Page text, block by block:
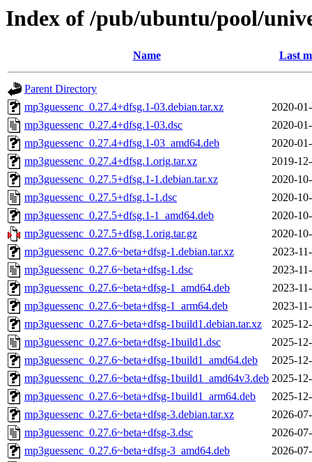
Index of /pub/ubuntu/pool/
Name Last
Parent Directory
mp3guessenc_0.27.4+dfsg.1-03.debian.tar.xz
2020-
mp3guessenc_0.27.4+dfsg.1-03.dsc
2020-
mp3guessenc_0.27.4+dfsg.1-03_amd64.deb
2020-
mp3guessenc_0.27.4+dfsg.1.orig.tar.xz
2019-
mp3guessenc_0.27.5+dfsg.1-1.debian.tar.xz
2020-
mp3guessenc_0.27.5+dfsg.1-1.dsc
2020-
mp3guessenc_0.27.5+dfsg.1-1_amd64.deb
2020-
mp3guessenc_0.27.5+dfsg.1.orig.tar.gz
2020-
mp3guessenc_0.27.6~beta+dfsg-1.debian.tar.xz
2023-
mp3guessenc_0.27.6~beta+dfsg-1.dsc
2023-
mp3guessenc_0.27.6~beta+dfsg-1_amd64.deb
2023-
mp3guessenc_0.27.6~beta+dfsg-1_arm64.deb
2023-
mp3guessenc_0.27.6~beta+dfsg-1build1.debian.tar.xz
2025-
mp3guessenc_0.27.6~beta+dfsg-1build1.dsc
2025-
mp3guessenc_0.27.6~beta+dfsg-1build1_amd64.deb
2025-
mp3guessenc_0.27.6~beta+dfsg-1build1_amd64v3.deb 2025-
mp3guessenc_0.27.6~beta+dfsg-1build1_arm64.deb
2025-
mp3guessenc_0.27.6~beta+dfsg-3.debian.tar.xz
2026-
mp3guessenc_0.27.6~beta+dfsg-3.dsc
2026-
mp3guessenc_0.27.6~beta+dfsg-3_amd64.deb
2026-